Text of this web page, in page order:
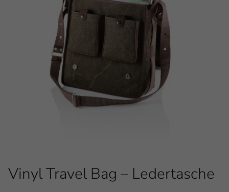
Vinyl Travel Bag – Ledertasche